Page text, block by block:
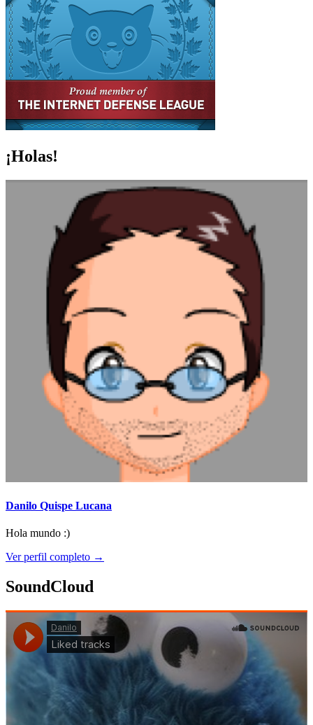
¡Holas!
Danilo Quispe Lucana
Hola mundo :)
Ver perfil completo →
SoundCloud